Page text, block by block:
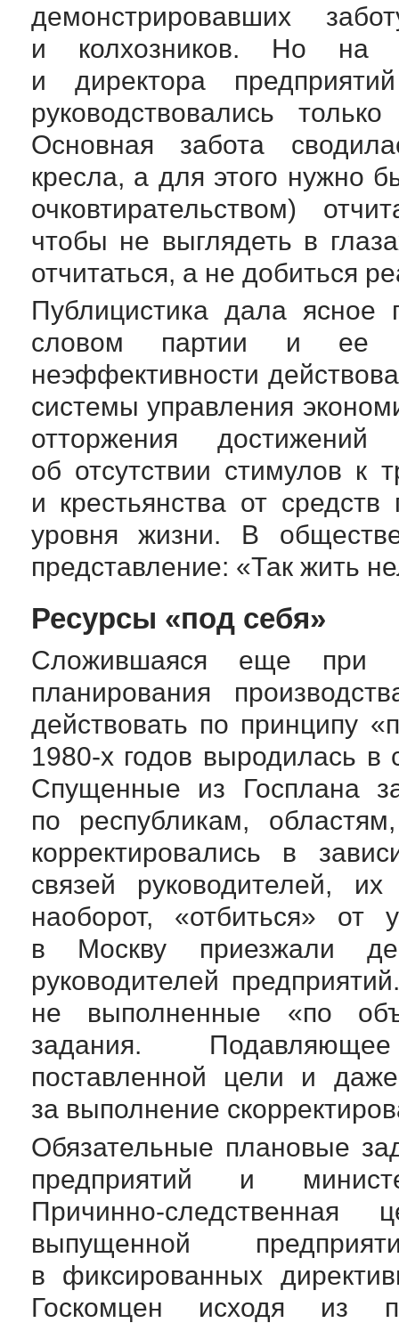
демонстрировавших
и колхозников. Но на
и директора
руководствовались
Основная забота
кресла, а для этого нужно
очковтирательством)
чтобы не выглядеть в
отчитаться, а не добиться
Публицистика дала ясное
словом партии и ее
неэффективности
системы управления
отторжения
об отсутствии стимулов к
и крестьянства от средств
уровня жизни. В
представление: «Так жить
Ресурсы «под себя»
Сложившаяся еще при
планирования
действовать по принципу
1980-х годов выродилась в
Спущенные из Госплана
по республикам,
корректировались в
связей руководителей,
наоборот, «отбиться» от
в Москву приезжали
руководителей
не выполненные «по
задания.
поставленной цели и
за выполнение
Обязательные плановые
предприятий и
Причинно-следственная
выпущенной
в фиксированных
Госкомцен исходя из